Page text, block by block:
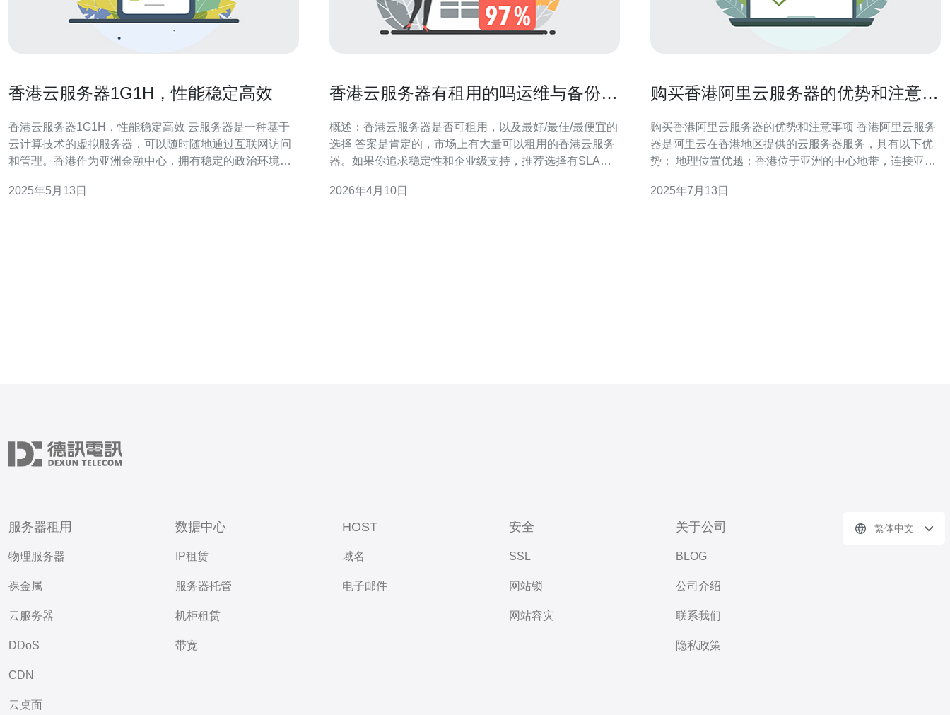
香港云服务器1G1H，性能稳定高效
香港云服务器1G1H，性能稳定高效 云服务器是一种基于
云计算技术的虚拟服务器，可以随时随地通过互联网访问
和管理。香港作为亚洲金融中心，拥有稳定的政治环境和
香港云服务器1G1H指的是1GB内存和1核CPU的配置，性
2025年5月13日
香港云服务器有租用的吗运维与备份策
概述：香港云服务器是否可租用，以及最好/最佳/最便宜的
选择 答案是肯定的，市场上有大量可以租用的香港云服务
器。如果你追求稳定性和企业级支持，推荐选择有SLA与
比之间取得平衡，可把具备快照、对象存储和简单弹性扩
2026年4月10日
购买香港阿里云服务器的优势和注意事
购买香港阿里云服务器的优势和注意事项 香港阿里云服务
器是阿里云在香港地区提供的云服务器服务，具有以下优
势： 地理位置优越：香港位于亚洲的中心地带，连接亚洲
高品质硬件设备和先进技术，保证稳定可靠的运行。 安全
2025年7月13日
服务器租用
物理服务器
裸金属
云服务器
DDoS
CDN
云桌面
数据中心
IP租赁
服务器托管
机柜租赁
带宽
HOST
域名
电子邮件
安全
SSL
网站锁
网站容灾
关于公司
BLOG
公司介绍
联系我们
隐私政策
繁体中文